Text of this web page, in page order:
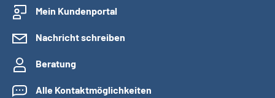
Mein Kundenportal
Nachricht schreiben
Beratung
Alle Kontaktmöglichkeiten